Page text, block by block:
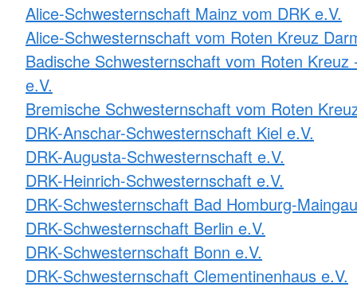
Alice-Schwesternschaft Mainz vom DRK e.V.
Alice-Schwesternschaft vom Roten Kreuz
Badische Schwesternschaft vom Roten
e.V.
Bremische Schwesternschaft vom Roten
DRK-Anschar-Schwesternschaft Kiel e.V.
DRK-Augusta-Schwesternschaft e.V.
DRK-Heinrich-Schwesternschaft e.V.
DRK-Schwesternschaft Bad Homburg-
DRK-Schwesternschaft Berlin e.V.
DRK-Schwesternschaft Bonn e.V.
DRK-Schwesternschaft Clementinenhaus e.V.